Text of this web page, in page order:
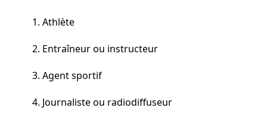
1. Athlète
2. Entraîneur ou instructeur
3. Agent sportif
4. Journaliste ou radiodiffuseur